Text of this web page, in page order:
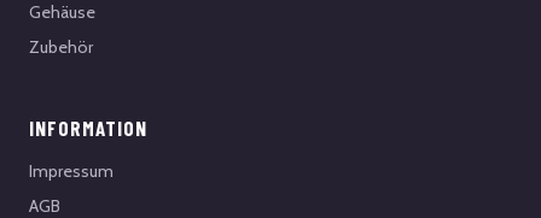
Gehäuse
Zubehör
INFORMATION
Impressum
AGB